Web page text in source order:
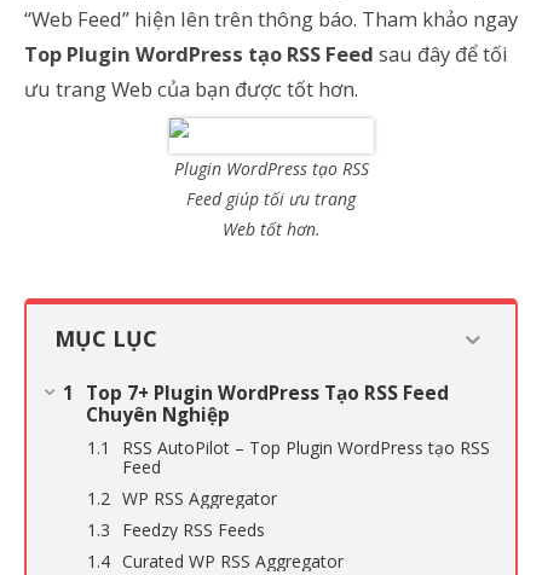
“Web Feed” hiện lên trên thông báo. Tham khảo ngay
Top Plugin WordPress tạo RSS Feed sau đây để tối
ưu trang Web của bạn được tốt hơn.
Plugin WordPress tạo RSS
Feed giúp tối ưu trang
Web tốt hơn.
MỤC LỤC
Top 7+ Plugin WordPress Tạo RSS Feed
Chuyên Nghiệp
RSS AutoPilot – Top Plugin WordPress tạo RSS
Feed
WP RSS Aggregator
Feedzy RSS Feeds
Curated WP RSS Aggregator